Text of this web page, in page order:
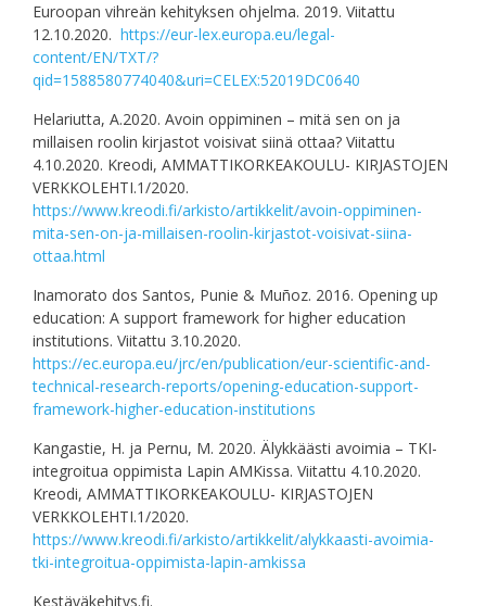
Euroopan vihreän kehityksen ohjelma. 2019. Viitattu
12.10.2020. https://eur-lex.europa.eu/legal-
content/EN/TXT/?
qid=1588580774040&uri=CELEX:52019DC0640
Helariutta, A.2020. Avoin oppiminen – mitä sen on ja
millaisen roolin kirjastot voisivat siinä ottaa? Viitattu
4.10.2020. Kreodi, AMMATTIKORKEAKOULU- KIRJASTOJEN
VERKKOLEHTI.1/2020.
https://www.kreodi.fi/arkisto/artikkelit/avoin-oppiminen-
mita-sen-on-ja-millaisen-roolin-kirjastot-voisivat-siina-
ottaa.html
Inamorato dos Santos, Punie & Muñoz. 2016. Opening up
education: A support framework for higher education
institutions. Viitattu 3.10.2020.
https://ec.europa.eu/jrc/en/publication/eur-scientific-and-
technical-research-reports/opening-education-support-
framework-higher-education-institutions
Kangastie, H. ja Pernu, M. 2020. Älykkäästi avoimia – TKI-
integroitua oppimista Lapin AMKissa. Viitattu 4.10.2020.
Kreodi, AMMATTIKORKEAKOULU- KIRJASTOJEN
VERKKOLEHTI.1/2020.
https://www.kreodi.fi/arkisto/artikkelit/alykkaasti-avoimia-
tki-integroitua-oppimista-lapin-amkissa
Kestäväkehitys.fi.